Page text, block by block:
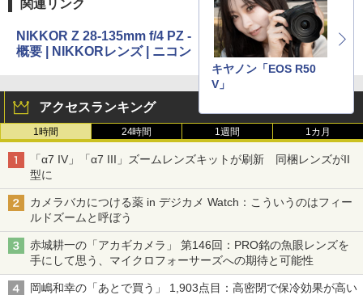
キヤノン「EOS R50
V」
関連リンク
NIKKOR Z 28-135mm f/4 PZ -
概要 | NIKKORレンズ | ニコン
アクセスランキング
1時間 24時間 1週間 1カ月
「α7 IV」「α7 III」ズームレンズキットが刷新 同梱レンズがII
型に
カメラバカにつける薬 in デジカメ Watch：こういうのはフィー
ルドズームと呼ぼう
赤城耕一の「アカギカメラ」 第146回：PRO銘の魚眼レンズを
手にして思う、マイクロフォーサーズへの期待と可能性
岡嶋和幸の「あとで買う」 1,903点目：高密閉で保冷効果が高い